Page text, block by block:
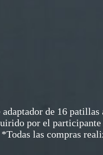
de 16
por el
*Todas las compras